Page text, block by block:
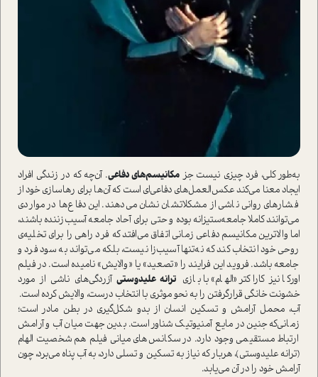
به‌طور کلی، فرد چیزی نیست جز مکانیسم‌های دفاعی. آن‌چه که در زندگی افراد
ایجاد معنا می‌کند عکس‌العمل‌های دفاعی‌ای ا‌ست که آن‌ها برای رها‌سازی خود از
فشار‌های روانی ناشی از مشکلاتشان نشان می‌دهند. این دفاع‌ها در مواردی
می‌توانند کاملا جامعه‌ستیزانه بوده و حتی برای آحاد جامعه آسیب‌زننده باشند،
اما والا‌ترین مکانیسم دفاعی زمانی اتفاق می‌افتد که فرد راهی را برای تخلیه‌ی
روحی خود انتخاب کند که نه‌تنها آسیب‌زا نیست، بلکه می‌تواند به سود فرد و
جامعه باشد. فروید این فرایند را «تصعید» یا «والایش» نامیده ا‌ست. در فیلم
اورکا نیز کاراکتر «الهام» با بازی ترانه علیدوستیآزردگی‌های ناشی از مورد
خشونت خانگی قرار‌گرفتن را به نحو موثری با انتخاب درست، والایش کرده ا‌ست.
آب، محمل آرامش و تسکین انسان از بدو شکل‌گیری در بطن مادر ا‌ست؛
زمانی‌که جنین در مایع آمنیوتیک شناور ا‌ست. بدین جهت میان آب و آرامش
ارتباط مستقیمی وجود دارد. در سکانس‌های میانی فیلم هم شخصیت الهام
(ترانه علیدوستی)، هر‌بار که نیاز به تسکین و تسلی دارد، به آب پناه می‌برد، چون
آرامش خود را در آن می‌یابد.